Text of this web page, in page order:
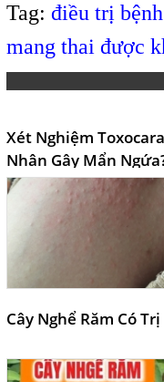
Tag: điều trị
mang thai được
Xét Nghiệm
Nhân Gây Mẩn
Cây Nghể Răm Có